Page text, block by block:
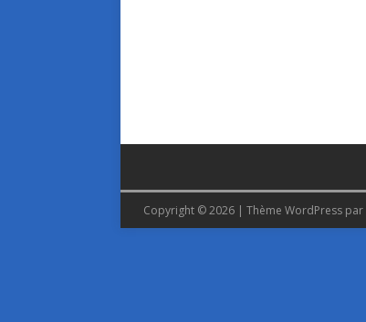
Copyright © 2026 | Thème WordPress par